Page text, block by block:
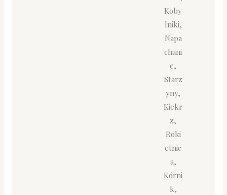
Koby
lniki,
Napa
chani
e,
Starz
yny,
Kiekr
z,
Roki
etnic
a,
Kórni
k,